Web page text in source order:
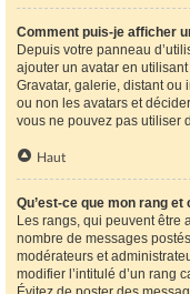
Comment puis-je afficher
Depuis votre panneau
ajouter un avatar en
Gravatar, galerie, distant ou
ou non les avatars et
vous ne pouvez pas utiliser
Haut
Qu’est-ce que mon rang
Les rangs, qui peuvent être
nombre de messages
modérateurs et
modifier l’intitulé d’un rang